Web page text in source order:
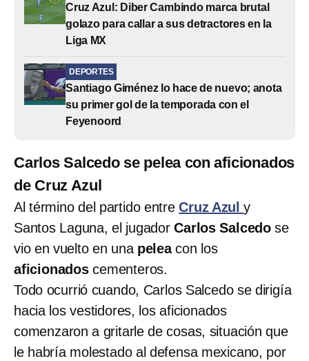
Cruz Azul: Diber Cambindo marca brutal
golazo para callar a sus detractores en la
Liga MX
DEPORTES
Santiago Giménez lo hace de nuevo; anota
su primer gol de la temporada con el
Feyenoord
Carlos Salcedo se pelea con aficionados
de Cruz Azul
Al término del partido entre Cruz Azul y
Santos Laguna, el jugadorCarlos Salcedose
vio en vuelto en una peleacon los
aficionadoscementeros.
Todo ocurrió cuando, Carlos Salcedo se dirigía
hacia los vestidores, los aficionados
comenzaron a gritarle de cosas, situación que
le habría molestado al defensa mexicano, por